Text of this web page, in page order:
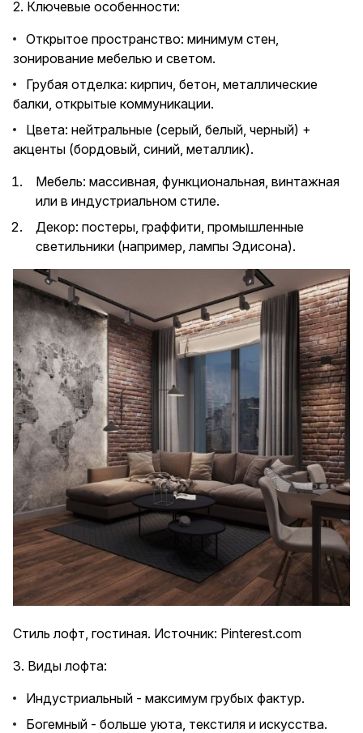
2. Ключевые особенности:
Открытое пространство: минимум стен,
зонирование мебелью и светом.
Грубая отделка: кирпич, бетон, металлические
балки, открытые коммуникации.
Цвета: нейтральные (серый, белый, черный) +
акценты (бордовый, синий, металлик).
Мебель: массивная, функциональная, винтажная
или в индустриальном стиле.
Декор: постеры, граффити, промышленные
светильники (например, лампы Эдисона).
Стиль лофт, гостиная. Источник: Pinterest.com
3. Виды лофта:
Индустриальный - максимум грубых фактур.
Богемный - больше уюта, текстиля и искусства.